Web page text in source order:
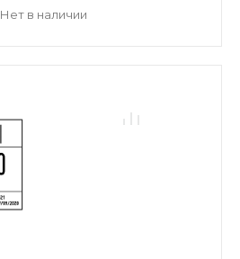
Нет в наличии